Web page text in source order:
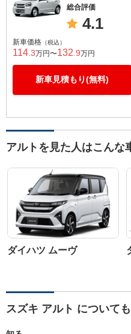
総合評価
4.1
新車価格 （税込）
114 .3万円〜132 .9万円
新車見積もり(無料)
アルトを見た人はこんな
ダイハツ ムーヴ
スズキ アルト について